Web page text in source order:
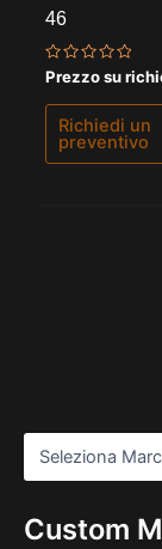
Custom
46
Valutato
0
su
Prezzo su
Richiedi un
preventivo